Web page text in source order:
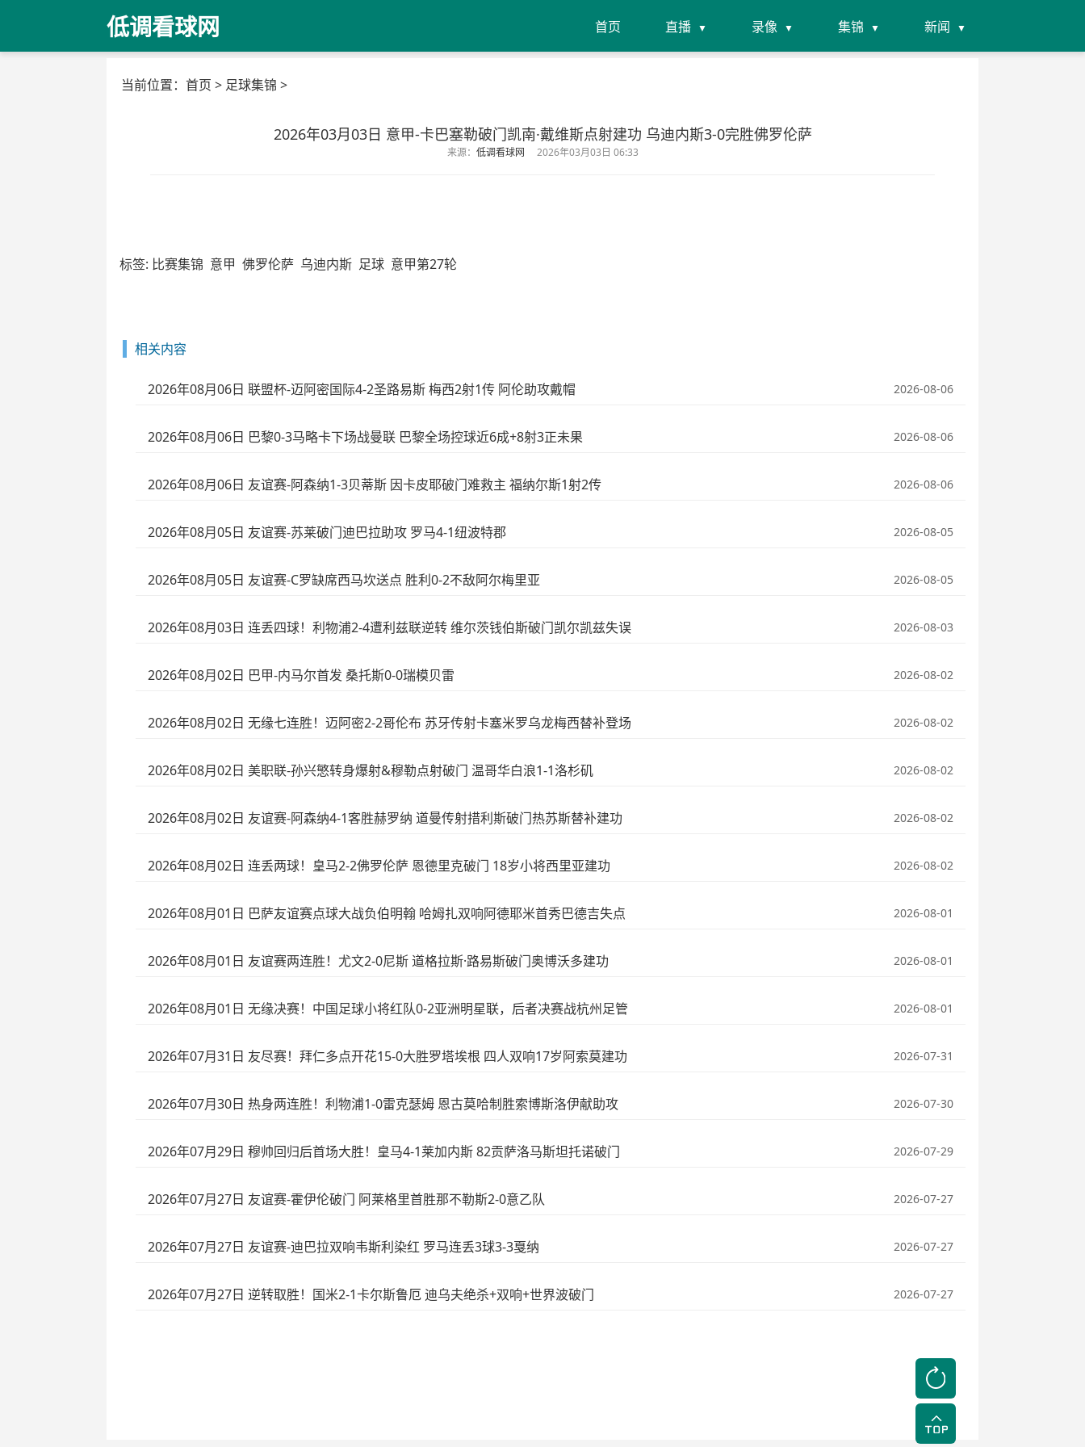
低调看球网 首页 直播 录像 集锦 新闻
当前位置： 首页 > 足球集锦 >
2026年03月03日 意甲-卡巴塞勒破门凯南·戴维斯点射建功 乌迪内斯3-0完胜佛罗伦萨
来源： 低调看球网 2026年03月03日 06:33
标签: 比赛集锦 意甲 佛罗伦萨 乌迪内斯 足球 意甲第27轮
相关内容
2026年08月06日 联盟杯-迈阿密国际4-2圣路易斯 梅西2射1传 阿伦助攻戴帽 2026-08-06
2026年08月06日 巴黎0-3马略卡下场战曼联 巴黎全场控球近6成+8射3正未果 2026-08-06
2026年08月06日 友谊赛-阿森纳1-3贝蒂斯 因卡皮耶破门难救主 福纳尔斯1射2传 2026-08-06
2026年08月05日 友谊赛-苏莱破门迪巴拉助攻 罗马4-1纽波特郡 2026-08-05
2026年08月05日 友谊赛-C罗缺席西马坎送点 胜利0-2不敌阿尔梅里亚 2026-08-05
2026年08月03日 连丢四球！利物浦2-4遭利兹联逆转 维尔茨钱伯斯破门凯尔凯兹失误 2026-08-03
2026年08月02日 巴甲-内马尔首发 桑托斯0-0瑞模贝雷 2026-08-02
2026年08月02日 无缘七连胜！迈阿密2-2哥伦布 苏牙传射卡塞米罗乌龙梅西替补登场 2026-08-02
2026年08月02日 美职联-孙兴慜转身爆射&穆勒点射破门 温哥华白浪1-1洛杉矶 2026-08-02
2026年08月02日 友谊赛-阿森纳4-1客胜赫罗纳 道曼传射措利斯破门热苏斯替补建功 2026-08-02
2026年08月02日 连丢两球！皇马2-2佛罗伦萨 恩德里克破门 18岁小将西里亚建功 2026-08-02
2026年08月01日 巴萨友谊赛点球大战负伯明翰 哈姆扎双响阿德耶米首秀巴德吉失点 2026-08-01
2026年08月01日 友谊赛两连胜！尤文2-0尼斯 道格拉斯·路易斯破门奥博沃多建功 2026-08-01
2026年08月01日 无缘决赛！中国足球小将红队0-2亚洲明星联，后者决赛战杭州足管 2026-08-01
2026年07月31日 友尽赛！拜仁多点开花15-0大胜罗塔埃根 四人双响17岁阿索莫建功 2026-07-31
2026年07月30日 热身两连胜！利物浦1-0雷克瑟姆 恩古莫哈制胜索博斯洛伊献助攻 2026-07-30
2026年07月29日 穆帅回归后首场大胜！皇马4-1莱加内斯 82贡萨洛马斯坦托诺破门 2026-07-29
2026年07月27日 友谊赛-霍伊伦破门 阿莱格里首胜那不勒斯2-0意乙队 2026-07-27
2026年07月27日 友谊赛-迪巴拉双响韦斯利染红 罗马连丢3球3-3戛纳 2026-07-27
2026年07月27日 逆转取胜！国米2-1卡尔斯鲁厄 迪乌夫绝杀+双响+世界波破门 2026-07-27